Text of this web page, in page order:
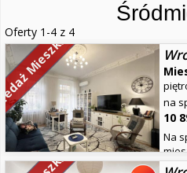
Oferty 1-4 z 4
Mieszkań
na
10
Na
powierzchni 54,18 m², położone w